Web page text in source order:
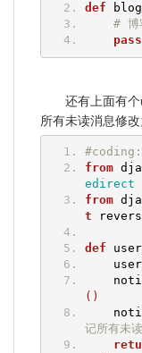
def
# 博
pass
还有上面有
所有未读消息修
from
edirect
from
t
def
user
()
记所有未